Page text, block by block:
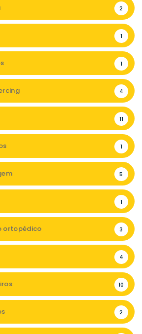
2
1
1
4
11
1
5
1
ortopédico 3
4
10
2